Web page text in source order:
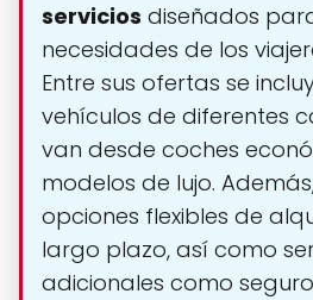
servicios diseñados
necesidades de los
Entre sus ofertas se
vehículos de diferentes
van desde coches
modelos de lujo.
opciones flexibles de
largo plazo, así como
adicionales como